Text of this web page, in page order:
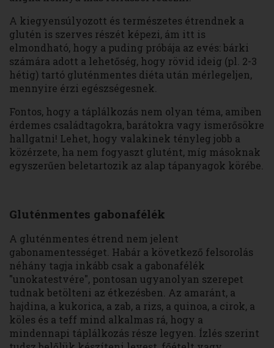
A kiegyensúlyozott és természetes étrendnek a
glutén is szerves részét képezi, ám itt is
elmondható, hogy a puding próbája az evés: bárki
számára adott a lehetőség, hogy rövid ideig (pl. 2-3
hétig) tartó gluténmentes diéta után mérlegeljen,
mennyire érzi egészségesnek.
Fontos, hogy a táplálkozás nem olyan téma, amiben
érdemes családtagokra, barátokra vagy ismerősökre
hallgatni! Lehet, hogy valakinek tényleg jobb a
közérzete, ha nem fogyaszt glutént, míg másoknak
egyszerűen beletartozik az alap tápanyagok körébe.
Gluténmentes gabonafélék
A gluténmentes étrend nem jelent
gabonamentességet. Habár a következő felsorolás
néhány tagja inkább csak a gabonafélék
"unokatestvére", pontosan ugyanolyan szerepet
tudnak betölteni az étkezésben. Az amaránt, a
hajdina, a kukorica, a zab, a rizs, a quinoa, a cirok, a
köles és a teff mind alkalmas rá, hogy a
mindennapi táplálkozás része legyen. Ízlés szerint